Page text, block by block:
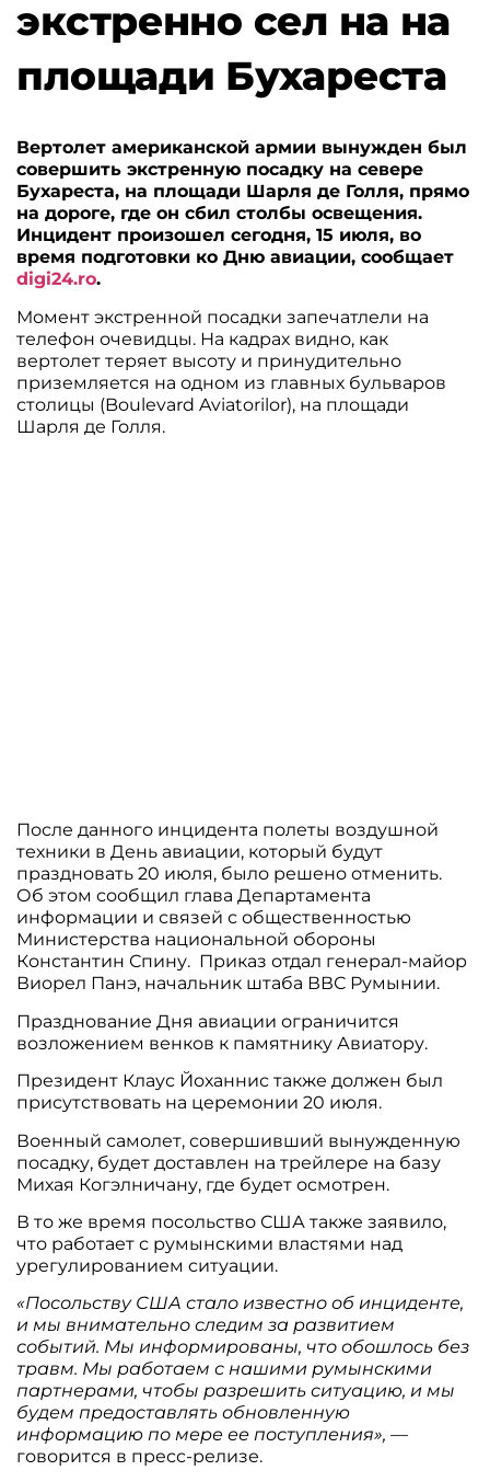
экстренно сел на на
площади Бухареста
Вертолет американской армии вынужден был
совершить экстренную посадку на севере
Бухареста, на площади Шарля де Голля, прямо
на дороге, где он сбил столбы освещения.
Инцидент произошел сегодня, 15 июля, во
время подготовки ко Дню авиации, сообщает
digi24.ro.
Момент экстренной посадки запечатлели на
телефон очевидцы. На кадрах видно, как
вертолет теряет высоту и принудительно
приземляется на одном из главных бульваров
столицы (Boulevard Aviatorilor), на площади
Шарля де Голля.
После данного инцидента полеты воздушной
техники в День авиации, который будут
праздновать 20 июля, было решено отменить.
Об этом сообщил глава Департамента
информации и связей с общественностью
Министерства национальной обороны
Константин Спину. Приказ отдал генерал-майор
Виорел Панэ, начальник штаба ВВС Румынии.
Празднование Дня авиации ограничится
возложением венков к памятнику Авиатору.
Президент Клаус Йоханнис также должен был
присутствовать на церемонии 20 июля.
Военный самолет, совершивший вынужденную
посадку, будет доставлен на трейлере на базу
Михая Когэлничану, где будет осмотрен.
В то же время посольство США также заявило,
что работает с румынскими властями над
урегулированием ситуации.
«Посольству США стало известно об инциденте,
и мы внимательно следим за развитием
событий. Мы информированы, что обошлось без
травм. Мы работаем с нашими румынскими
партнерами, чтобы разрешить ситуацию, и мы
будем предоставлять обновленную
информацию по мере ее поступления», —
говорится в пресс-релизе.